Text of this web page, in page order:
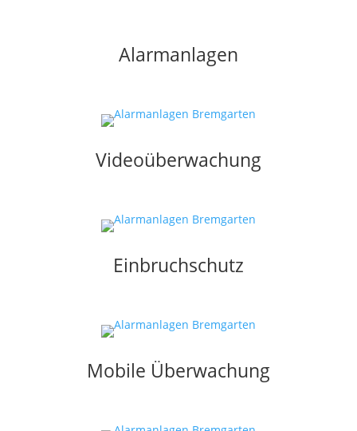
Alarmanlagen
Videoüberwachung
Einbruchschutz
Mobile Überwachung